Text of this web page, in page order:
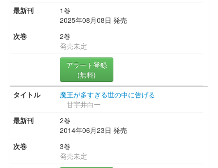
1巻
2025年08月08日 発売
2巻
発売未定
アラート登録
(無料)
魔王が多すぎる世の中に告げる
甘宇井白一
2巻
2014年06月23日 発売
3巻
発売未定